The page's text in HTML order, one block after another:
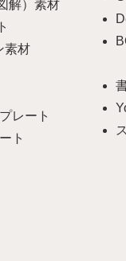
解）素材
素材
レート
ト